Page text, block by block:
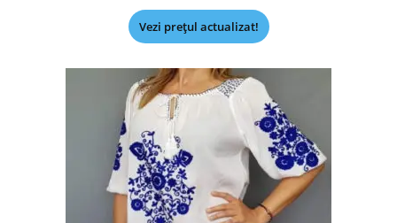
Vezi prețul actualizat!